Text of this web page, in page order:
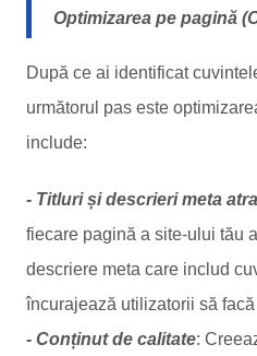
Optimizarea pe pagină
După ce ai identificat
următorul pas este
include:
- Titluri și descrieri meta
fiecare pagină a site-ului tău
descriere meta care includ
încurajează utilizatorii să
- Conținut de calitate: